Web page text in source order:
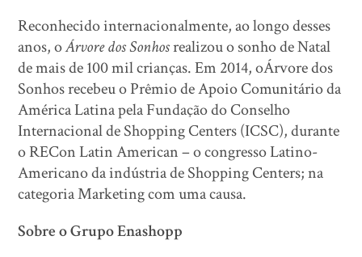
Reconhecido internacionalmente, ao longo desses
anos, oÁrvore dos Sonhosrealizou o sonho de Natal
de mais de 100 mil crianças. Em 2014, oÁrvore dos
Sonhos recebeu o Prêmio de Apoio Comunitário da
América Latina pela Fundação do Conselho
Internacional de Shopping Centers (ICSC), durante
o RECon Latin American – o congresso Latino-
Americano da indústria de Shopping Centers; na
categoria Marketing com uma causa.
Sobre o Grupo Enashopp